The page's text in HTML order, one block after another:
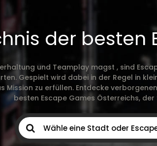
der besten
und Teamplay magst , sind
Gespielt wird dabei in der Regel in
Mission zu erfüllen. Entdecke
besten Escape Games Österreichs,